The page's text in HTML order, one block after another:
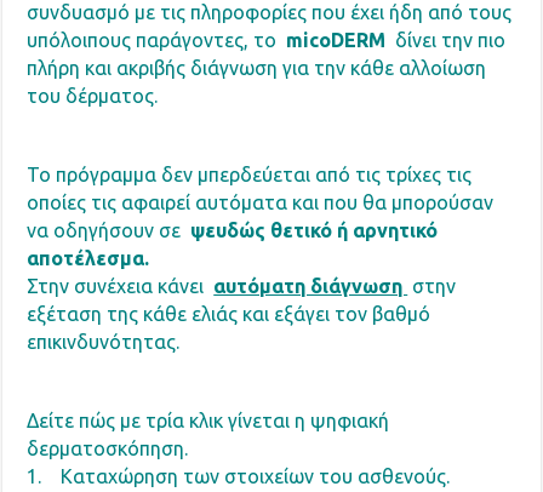
συνδυασμό με τις πληροφορίες που έχει ήδη από τους
υπόλοιπους παράγοντες, το micoDERM δίνει την πιο
πλήρη και ακριβής διάγνωση για την κάθε αλλοίωση
του δέρματος.
Το πρόγραμμα δεν μπερδεύεται από τις τρίχες τις
οποίες τις αφαιρεί αυτόματα και που θα μπορούσαν
να οδηγήσουν σε ψευδώς θετικό ή αρνητικό
αποτέλεσμα.
Στην συνέχεια κάνει αυτόματη διάγνωση στην
εξέταση της κάθε ελιάς και εξάγει τον βαθμό
επικινδυνότητας.
Δείτε πώς με τρία κλικ γίνεται η ψηφιακή
δερματοσκόπηση.
1. Καταχώρηση των στοιχείων του ασθενούς.